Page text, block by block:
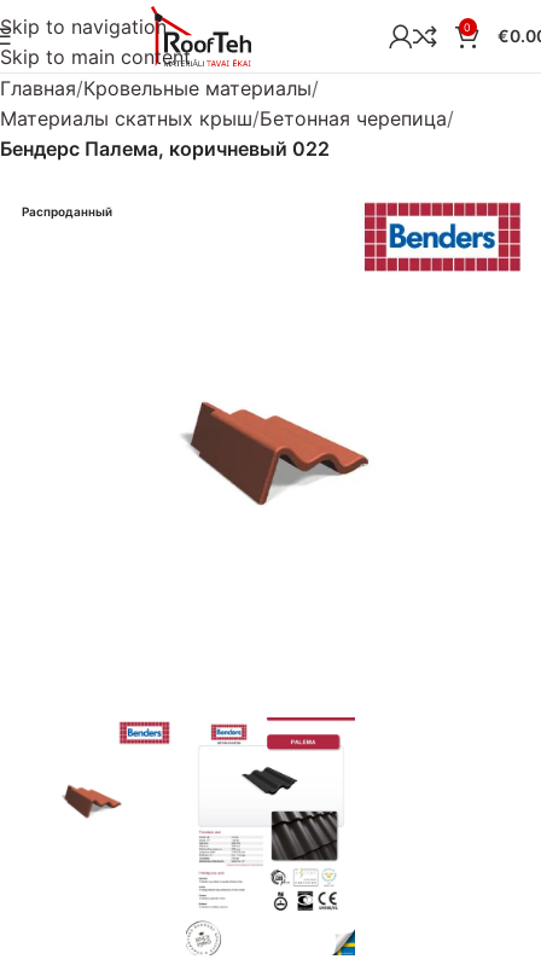
Skip to navigation
Skip to main content
0 €
Главная Кровельные материалы
Материалы скатных крыш Бетонная черепица
Бендерс Палема, коричневый 022
Распроданный